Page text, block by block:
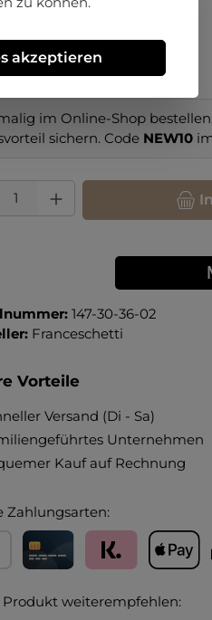
44
im Online-Shop
sichern. Code NEW10
Anzahl: Gib den gewünschten
147-30-36-02
Franceschetti
Vorteile
Versand (Di - Sa)
Unternehmen
Kauf auf Rechnung
Zahlungsarten:
Produkt weiterempfehlen:
akzeptieren